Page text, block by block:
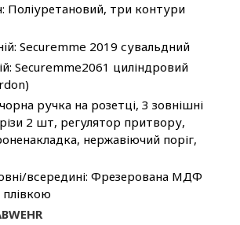
Поліуретановий, три контури
Securemme 2019 сувальдний
Securemme2061 циліндровий
ручка на розетці, 3 зовнішні
2 шт, регулятор притвору,
нержавіючий поріг,
всередині: Фрезерована МДФ